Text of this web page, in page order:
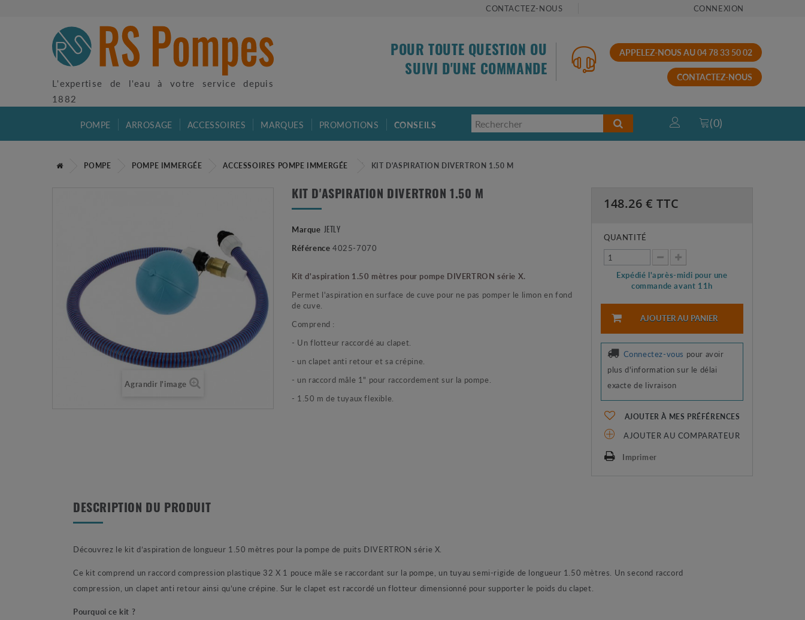
CONTACTEZ-NOUS CONNEXION
L'expertise de l'eau à votre service depuis
1882
POUR TOUTE QUESTION OU
SUIVI D'UNE COMMANDE
APPELEZ-NOUS AU 04 78 33 50 02
CONTACTEZ-NOUS
POMPE ARROSAGE ACCESSOIRES MARQUES PROMOTIONS CONSEILS (0)
POMPE POMPE IMMERGÉE ACCESSOIRES POMPE IMMERGÉE KIT D'ASPIRATION DIVERTRON 1.50 M
Agrandir l'image
KIT D'ASPIRATION DIVERTRON 1.50 M
Marque JETLY
Référence 4025-7070
Kit d'aspiration 1.50 mètres pour pompe DIVERTRON série X.
Permet l'aspiration en surface de cuve pour ne pas pomper le limon en fond
de cuve.
Comprend :
- Un flotteur raccordé au clapet.
- un clapet anti retour et sa crépine.
- un raccord mâle 1" pour raccordement sur la pompe.
- 1.50 m de tuyaux flexible.
148.26 € TTC
QUANTITÉ
Expédié l'après-midi pour une
commande avant 11h
AJOUTER AU PANIER
Connectez-vous pour avoir
plus d'information sur le délai
exacte de livraison
AJOUTER À MES PRÉFÉRENCES
AJOUTER AU COMPARATEUR
Imprimer
DESCRIPTION DU PRODUIT
Découvrez le kit d’aspiration de longueur 1.50 mètres pour la pompe de puits DIVERTRON série X.
Ce kit comprend un raccord compression plastique 32 X 1 pouce mâle se raccordant sur la pompe, un tuyau semi-rigide de longueur 1.50 mètres. Un second raccord
compression, un clapet anti retour ainsi qu’une crépine. Sur le clapet est raccordé un flotteur dimensionné pour supporter le poids du clapet.
Pourquoi ce kit ?